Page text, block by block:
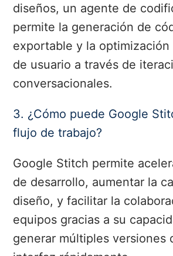
diseños, un agente de
permite la generación de
exportable y la
de usuario a través de
conversacionales.
3. ¿Cómo puede Google
flujo de trabajo?
Google Stitch permite
de desarrollo, aumentar la
diseño, y facilitar la
equipos gracias a su
generar múltiples versiones